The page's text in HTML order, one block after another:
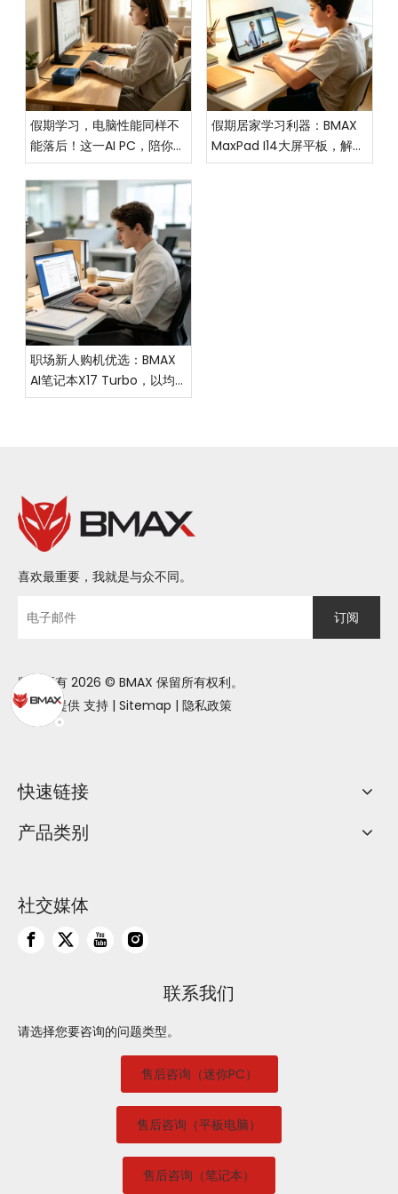
假期学习，电脑性能同样不
能落后！这一AI PC，陪你度
过高效、充实的假期生活
假期居家学习利器：BMAX
MaxPad I14大屏平板，解锁
高效学习新体验
职场新人购机优选：BMAX
AI笔记本X17 Turbo，以均
衡高配、出色性价比，陪你
喜欢最重要，我就是与众不同。
订阅
版权所有 2026 © BMAX 保留所有权利。
由领动提供 支持 | Sitemap | 隐私政策
快速链接
产品类别
社交媒体
联系我们
请选择您要咨询的问题类型。
售后咨询（迷你PC）
售后咨询（平板电脑）
售后咨询（笔记本）